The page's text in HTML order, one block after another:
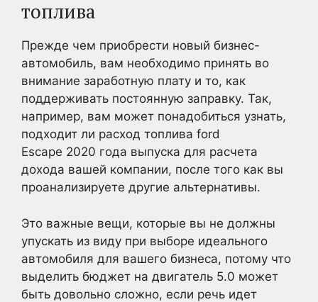
топлива
Прежде чем приобрести новый бизнес-
автомобиль, вам необходимо принять во
внимание заработную плату и то, как
поддерживать постоянную заправку. Так,
например, вам может понадобиться узнать,
подходит ли расход топлива ford
Escape 2020 года выпуска для расчета
дохода вашей компании, после того как вы
проанализируете другие альтернативы.
Это важные вещи, которые вы не должны
упускать из виду при выборе идеального
автомобиля для вашего бизнеса, потому что
выделить бюджет на двигатель 5.0 может
быть довольно сложно, если речь идет